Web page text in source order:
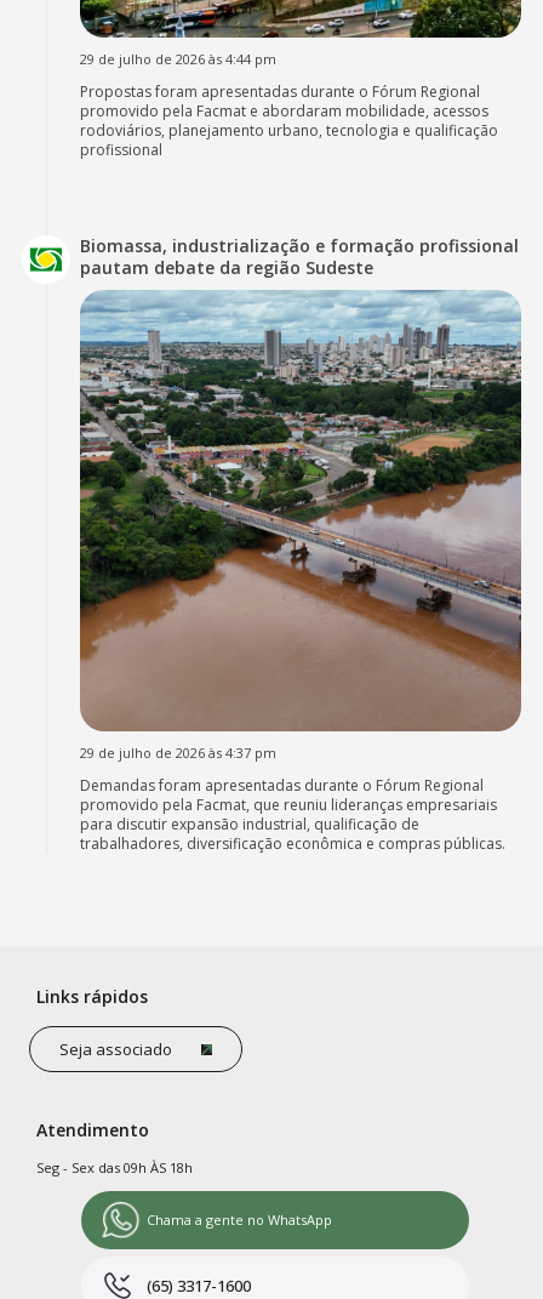
29 de julho de 2026 às 4:44 pm
Propostas foram apresentadas durante o Fórum Regional
promovido pela Facmat e abordaram mobilidade, acessos
rodoviários, planejamento urbano, tecnologia e qualificação
profissional
Biomassa, industrialização e formação profissional
pautam debate da região Sudeste
29 de julho de 2026 às 4:37 pm
Demandas foram apresentadas durante o Fórum Regional
promovido pela Facmat, que reuniu lideranças empresariais
para discutir expansão industrial, qualificação de
trabalhadores, diversificação econômica e compras públicas.
Links rápidos
Seja associado
Atendimento
Seg - Sex das 09h ÀS 18h
Chama a gente no WhatsApp
(65) 3317-1600